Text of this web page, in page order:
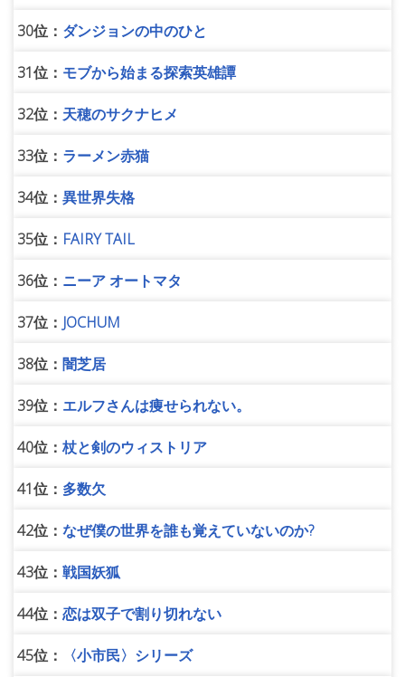
30位： ダンジョンの中のひと
31位： モブから始まる探索英雄譚
32位： 天穂のサクナヒメ
33位： ラーメン赤猫
34位： 異世界失格
35位： FAIRY TAIL
36位： ニーア オートマタ
37位： JOCHUM
38位： 闇芝居
39位： エルフさんは痩せられない。
40位： 杖と剣のウィストリア
41位： 多数欠
42位： なぜ僕の世界を誰も覚えていないのか?
43位： 戦国妖狐
44位： 恋は双子で割り切れない
45位： 〈小市民〉シリーズ